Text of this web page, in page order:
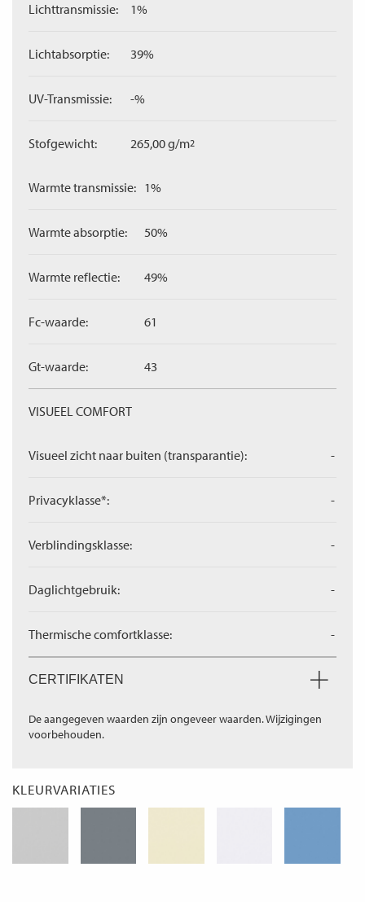
Lichttransmissie: 1%
Lichtabsorptie: 39%
UV-Transmissie: -%
Stofgewicht: 265,00 g/m2
Warmte transmissie: 1%
Warmte absorptie: 50%
Warmte reflectie: 49%
Fc-waarde: 61
Gt-waarde: 43
VISUEEL COMFORT
Visueel zicht naar buiten (transparantie): -
Privacyklasse*: -
Verblindingsklasse: -
Daglichtgebruik: -
Thermische comfortklasse: -
CERTIFIKATEN
De aangegeven waarden zijn ongeveer waarden. Wijzigingen
voorbehouden.
KLEURVARIATIES